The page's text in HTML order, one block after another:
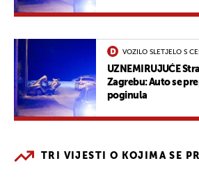
VOZILO SLETJELO S
UZNEMIRUJUĆE
Zagrebu: Auto se
poginula
TRI VIJESTI O KOJIMA SE